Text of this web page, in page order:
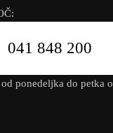
041 848 200
ponedeljka do petka